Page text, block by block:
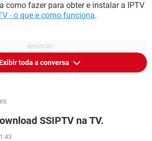
como fazer para obter e instalar a IPTV
- o que e como funciona.
toda a conversa
SSIPTV na TV.